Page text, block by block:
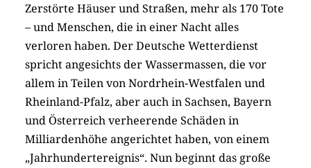
Zerstörte Häuser und Straßen, mehr als 170 Tote
– und Menschen, die in einer Nacht alles
verloren haben. Der Deutsche Wetterdienst
spricht angesichts der Wassermassen, die vor
allem in Teilen von Nordrhein-Westfalen und
Rheinland-Pfalz, aber auch in Sachsen, Bayern
und Österreich verheerende Schäden in
Milliardenhöhe angerichtet haben, von einem
„Jahrhundertereignis“. Nun beginnt das große